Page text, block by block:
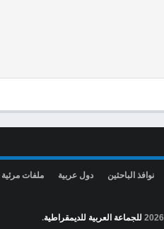
نوافذ الباحثين دول عربية ملفات مرئية
2026 للجماعة العربية للديمقراطية.